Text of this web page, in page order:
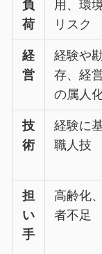
負
荷
用、環
リスク
経
営
経験や
存、経
の属人
技
術
経験に
職人技
担
い
手
高齢化
者不足